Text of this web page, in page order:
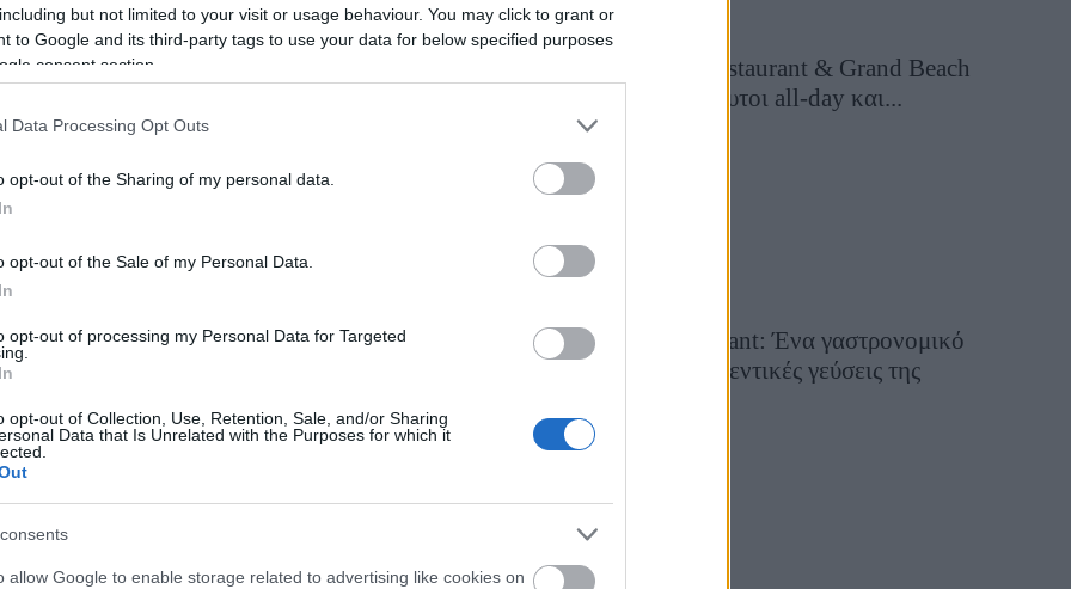
but not limited to your visit or usage behaviour. You may click to grant or
to Google and its third-party tags to use your data for below specified purposes
consent section.
Data Processing Opt Outs
opt-out of the Sharing of my personal data.
opt-out of the Sale of my Personal Data.
opt-out of processing my Personal Data for Targeted
opt-out of Collection, Use, Retention, Sale, and/or Sharing
Data that Is Unrelated with the Purposes for which it
allow Google to enable storage related to advertising like cookies on
Grand Asia Restaurant & Grand Beach
Club: Οι απόλυτοι all-day και...
39 λεπτά πριν
Tsapis Restaurant: Ένα γαστρονομικό
ταξίδι στις αυθεντικές γεύσεις της
29 Ιουλίου 2026, 9:54